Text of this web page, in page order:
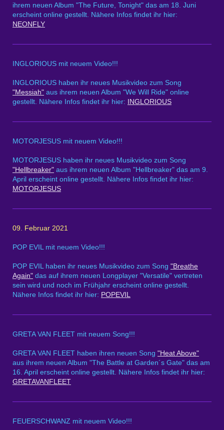
ihrem neuen Album "The Future, Tonight" das am 18. Juni
erscheint online gestellt. Nähere Infos findet ihr hier:
NEONFLY
INGLORIOUS mit neuem Video!!!
INGLORIOUS haben ihr neues Musikvideo zum Song
"Messiah" aus ihrem neuen Album "We Will Ride" online
gestellt. Nähere Infos findet ihr hier: INGLORIOUS
MOTORJESUS mit neuem Video!!!
MOTORJESUS haben ihr neues Musikvideo zum Song
"Hellbreaker" aus ihrem neuen Album "Hellbreaker" das am 9.
April erscheint online gestellt. Nähere Infos findet ihr hier:
MOTORJESUS
09. Februar 2021
POP EVIL mit neuem Video!!!
POP EVIL haben ihr neues Musikvideo zum Song "Breathe
Again" das auf ihrem neuen Longplayer "Versatile" vertreten
sein wird und noch im Frühjahr erscheint online gestellt.
Nähere Infos findet ihr hier: POPEVIL
GRETA VAN FLEET mit neuem Song!!!
GRETA VAN FLEET haben ihren neuen Song "Heat Above"
aus ihrem neuen Album "The Battle at Garden´s Gate" das am
16. April erscheint online gestellt. Nähere Infos findet ihr hier:
GRETAVANFLEET
FEUERSCHWANZ mit neuem Video!!!